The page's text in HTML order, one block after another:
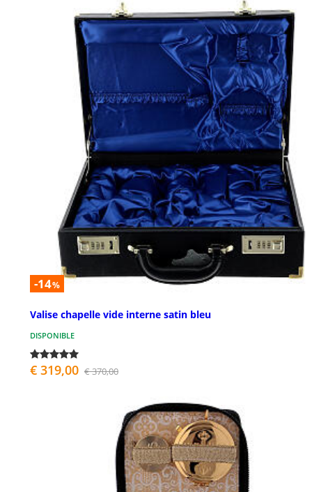
-14%
Valise chapelle vide interne satin bleu
DISPONIBLE
€ 319,00 € 370,00